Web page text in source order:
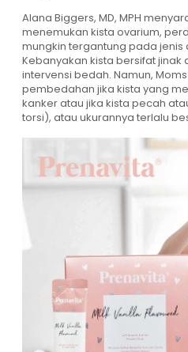
Alana Biggers, MD, MPH
menemukan kista ovarium,
mungkin tergantung pada jenis
Kebanyakan kista bersifat jinak
intervensi bedah. Namun,
pembedahan jika kista yang
kanker atau jika kista pecah
torsi), atau ukurannya terlalu